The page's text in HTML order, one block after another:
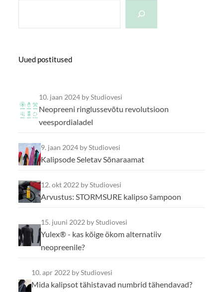
Uued postitused
10. jaan 2024 by Studiovesi
Neopreeni ringlussevõtu revolutsioon
veespordialadel
9. jaan 2024 by Studiovesi
Kalipsode Seletav Sõnaraamat
12. okt 2022 by Studiovesi
Arvustus: STORMSURE kalipso šampoon
15. juuni 2022 by Studiovesi
Yulex® - kas kõige ökom alternatiiv
neopreenile?
10. apr 2022 by Studiovesi
Mida kalipsot tähistavad numbrid tähendavad?